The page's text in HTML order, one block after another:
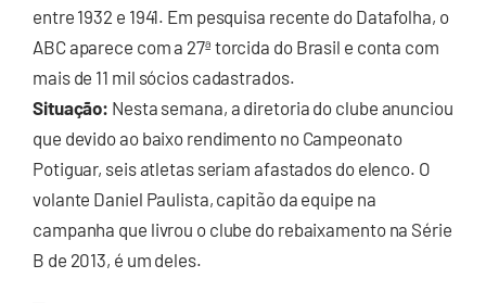
entre 1932 e 1941. Em pesquisa recente do Datafolha, o
ABC aparece com a 27ª torcida do Brasil e conta com
mais de 11 mil sócios cadastrados.
Situação: Nesta semana, a diretoria do clube anunciou
que devido ao baixo rendimento no Campeonato
Potiguar, seis atletas seriam afastados do elenco. O
volante Daniel Paulista, capitão da equipe na
campanha que livrou o clube do rebaixamento na Série
B de 2013, é um deles.